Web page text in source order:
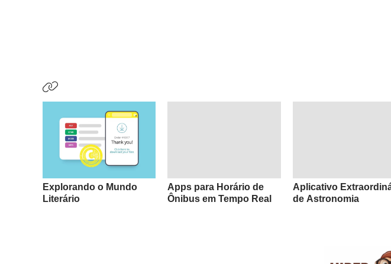
Explorando o Mundo
Literário
Apps para Horário de
Ônibus em Tempo Real
Aplicativo
de Astronomia